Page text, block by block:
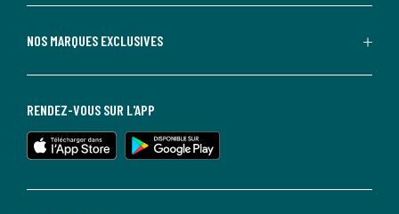
NOS MARQUES EXCLUSIVES
RENDEZ-VOUS SUR L'APP